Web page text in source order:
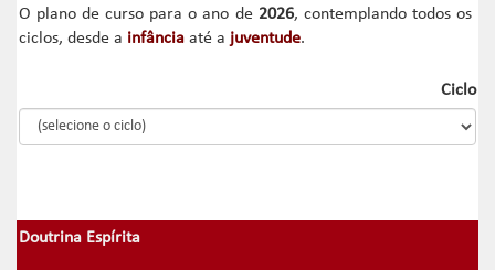
O plano de curso para o ano de 2026, contemplando todos os
ciclos, desde a infância até a juventude.
Ciclo
Doutrina Espírita